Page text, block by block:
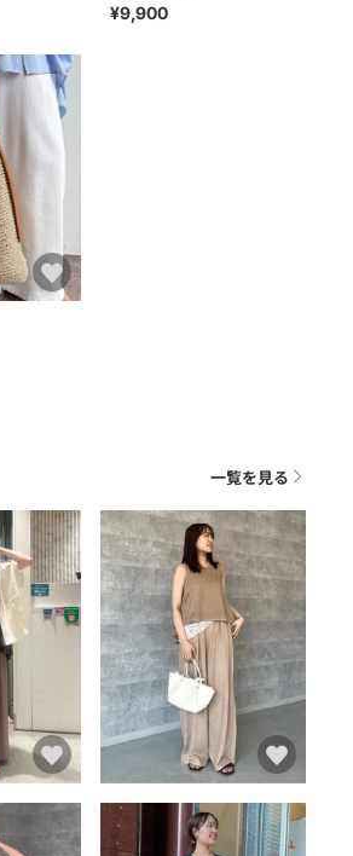
¥9,900
一覧を見る